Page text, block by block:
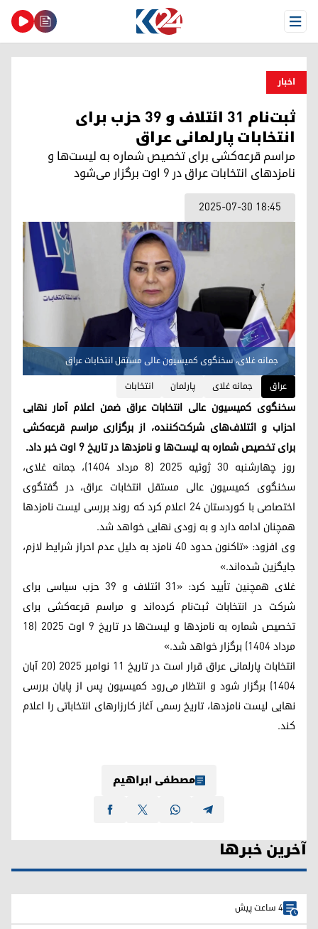
Open Menu
اخبار
ثبت‌نام ۳۱ ائتلاف و ۳۹ حزب برای
انتخابات پارلمانی عراق
مراسم قرعه‌کشی برای تخصیص شماره به لیست‌ها و
نامزدهای انتخابات عراق در ٩ اوت برگزار می‌شود
2025-07-30 18:45
جمانه غلای، سخنگوی کمیسیون عالی مستقل انتخابات عراق
عراق
جمانه‌ غلای پارلمان انتخابات
سخنگوی کمیسیون عالی انتخابات عراق ضمن اعلام آمار نهایی
احزاب و ائتلاف‌های شرکت‌کننده، از برگزاری مراسم قرعه‌کشی
برای تخصیص شماره به لیست‌ها و نامزدها در تاریخ ۹ اوت خبر داد.
روز چهارشنبه ۳۰ ژوئیه ۲۰۲۵ (۸ مرداد ۱۴۰۴)، جمانه غلای،
سخنگوی کمیسیون عالی مستقل انتخابات عراق، در گفتگوی
اختصاصی با کوردستان ۲۴ اعلام کرد که روند بررسی لیست نامزدها
همچنان ادامه دارد و به زودی نهایی خواهد شد.
وی افزود: «تاکنون حدود ۴۰ نامزد به دلیل عدم احراز شرایط لازم،
جایگزین شده‌اند.»
غلای همچنین تأیید کرد: «۳۱ ائتلاف و ۳۹ حزب سیاسی برای
شرکت در انتخابات ثبت‌نام کرده‌اند و مراسم قرعه‌کشی برای
تخصیص شماره به نامزدها و لیست‌ها در تاریخ ۹ اوت ۲۰۲۵ (۱۸
مرداد ۱۴۰۴) برگزار خواهد شد.»
انتخابات پارلمانی عراق قرار است در تاریخ ۱۱ نوامبر ۲۰۲۵ (۲۰ آبان
۱۴۰۴) برگزار شود و انتظار می‌رود کمیسیون پس از پایان بررسی
نهایی لیست نامزدها، تاریخ رسمی آغاز کارزارهای انتخاباتی را اعلام
کند.
مصطفی ابراهیم
آخرین خبرها
4 ساعت پیش